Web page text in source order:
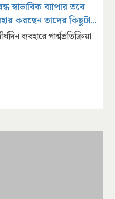
স্বাভাবিক ব্যাপার তবে
করছেন তাদের কিছুটা
ব্যবহারে পার্শ্বপ্রতিক্রিয়া